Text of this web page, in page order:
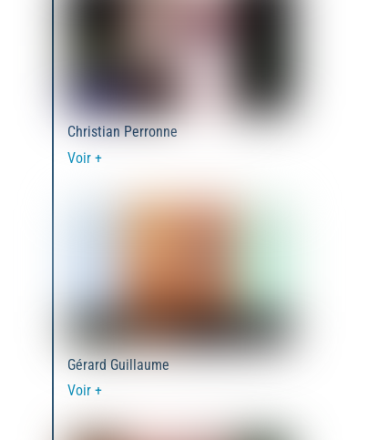
Christian Perronne
Voir +
Gérard Guillaume
Voir +